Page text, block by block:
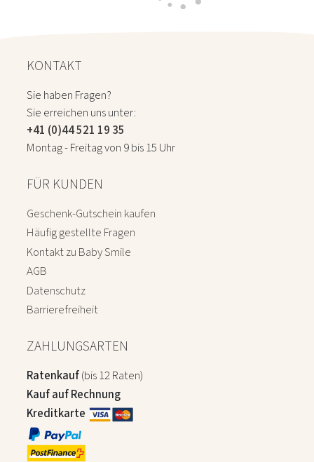
KONTAKT
Sie haben Fragen?
Sie erreichen uns unter:
+41 (0)44 521 19 35
Montag - Freitag von 9 bis 15 Uhr
FÜR KUNDEN
Geschenk-Gutschein kaufen
Häufig gestellte Fragen
Kontakt zu Baby Smile
AGB
Datenschutz
Barrierefreiheit
ZAHLUNGSARTEN
Ratenkauf(bis 12 Raten)
Kauf auf Rechnung
Kreditkarte